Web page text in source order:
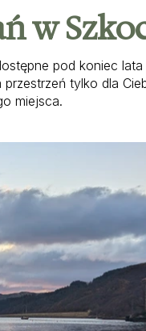
w
pod koniec
tylko dla
miejsca.​